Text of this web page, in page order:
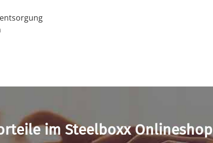
im Steelboxx Onlineshop